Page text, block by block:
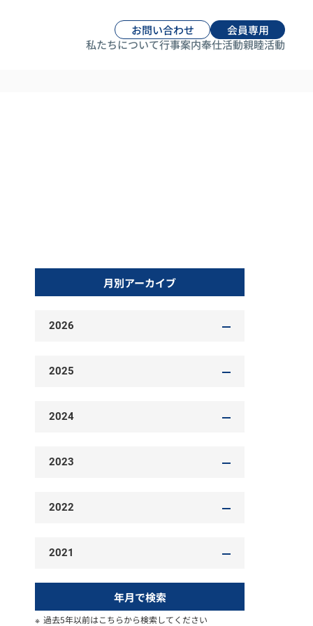
お問い合わせ
会員専用
私たちについて行事案内奉仕活動親睦活動
月別アーカイブ
2026
2025
2024
2023
2022
2021
年月で検索
過去5年以前はこちらから検索してください